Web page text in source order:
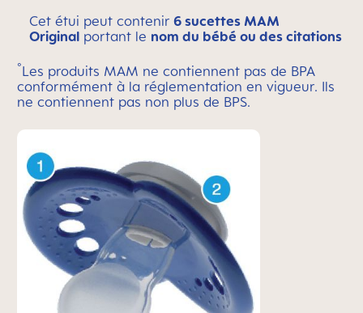
Cet étui peut contenir 6 sucettes MAM
Original portant le nom du bébé ou des citations
°Les produits MAM ne contiennent pas de BPA
conformément à la réglementation en vigueur. Ils
ne contiennent pas non plus de BPS.